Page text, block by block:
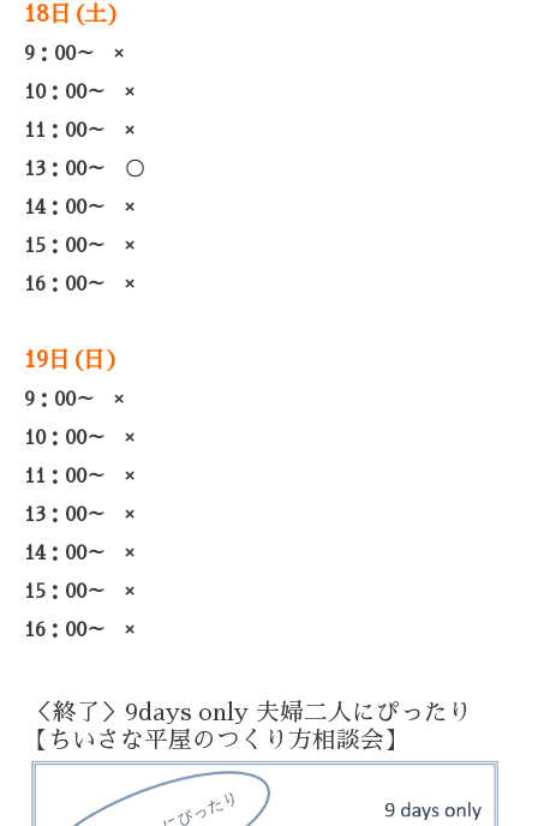
18日(土)
9：00～ ×
10：00～ ×
11：00～
×
13：00～ 〇
14：00～
×
15：00～
×
16：00～
×
19日(日)
9：00～ ×
10：00～ ×
11：00～ ×
13：00～ ×
14：00～ ×
15：00～ ×
16：00～ ×
＜終了＞9days only 夫婦二人にぴったり
【ちいさな平屋のつくり方相談会】